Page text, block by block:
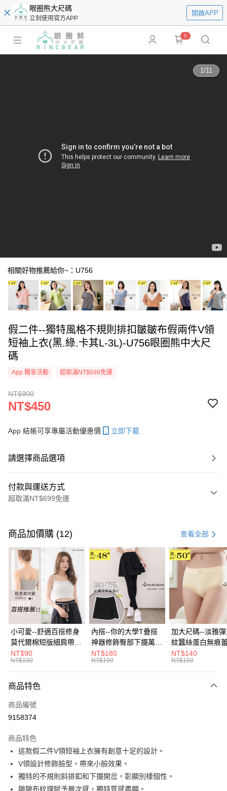
眼圈熊大尺碼
立刻使用官方APP
開啟APP
0
1/11
相關好物推薦給你~：U756
假二件--獨特風格不規則排扣皺皺布假兩件V領
短袖上衣(黑.綠.卡其L-3L)-U756眼圈熊中大尺
碼
App 獨享活動 超取滿NT$699免運
NT$900
NT$450
App 結帳可享專屬活動優惠價 立即下載
請選擇商品選項
付款與運送方式
超取滿NT$699免運
信用卡一次付款
超商取貨付款
LINE Pay
Apple Pay
街口支付
悠遊付
Google Pay
全盈+PAY
大哥付你分期
【大哥付你分期使用說明】
1.本服務由台灣大哥大提供，台灣大哥大用戶可立即使用無須另外申請。
流程，驗證手機門號後，選擇欲分期的期數、繳款截止日，確認付款後即完
成交易。
3.實際核准額度、可分期數及費用金額請依後續交易確認頁面所載為準。
4.訂單成立30分鐘內，如未前往確認交易或遇審核未通過，訂單將自動取
法說明評估內容。
【繳款方式說明】
AFTEE先享後付
【關於「AFTEE先享後付」】
AFTEE先享後付是「在收到商品之後才付款」的支付方式。 讓您購物簡單
便利好安心！
１．簡單：不需註冊會員、不需綁卡、不需儲值。
２．便利：只要手機號碼，簡訊認證，即可結帳。
３．安心：先確認商品／服務後，再付款。
ATM付款
全家取貨付款
商品加價購 (12) 查看全部
小可愛--舒適百搭修身
莫代爾棉短版細肩帶素
色背心(白.黑.灰L-2L)-
U582眼圈熊中大尺碼
NT$90
NT$100
內搭--你的大學T疊搭
神器修飾臀部下擺萬用
內搭裙/遮臀裙(黑2L-
6L)-Q155眼圈熊中大
NT$180
NT$190
加大尺碼--淡雅
紋蠶絲蛋白無痕
角內褲(白.粉.藍.
3L)-L28眼圈熊中
NT$140
NT$150
商品特色
商品編號
9158374
商品特色
這款假二件V領短袖上衣擁有創意十足的設計。
V領設計修飾臉型，帶來小臉效果。
獨特的不規則斜排釦和下擺開岔，彰顯別樣個性。
皺皺布紋理賦予層次感，獨特質感盡顯。